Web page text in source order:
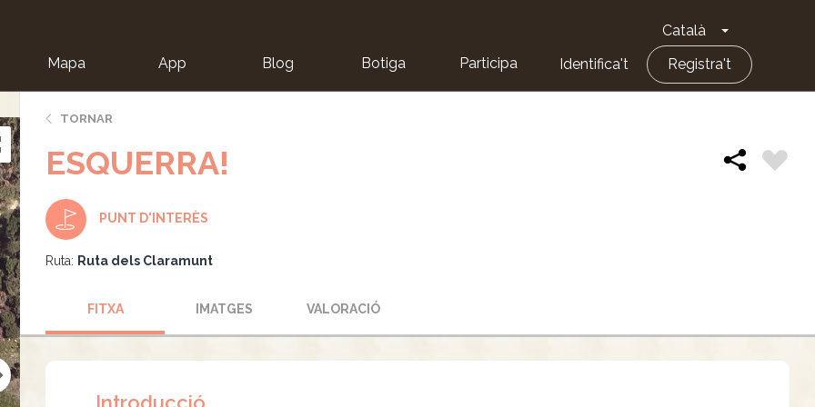
Català Toggle
Mapa App Blog Botiga Participa Identifica't Registra't
TORNAR
ESQUERRA!
PUNT D'INTERÈS
Ruta: Ruta dels Claramunt
FITXA IMATGES VALORACIÓ